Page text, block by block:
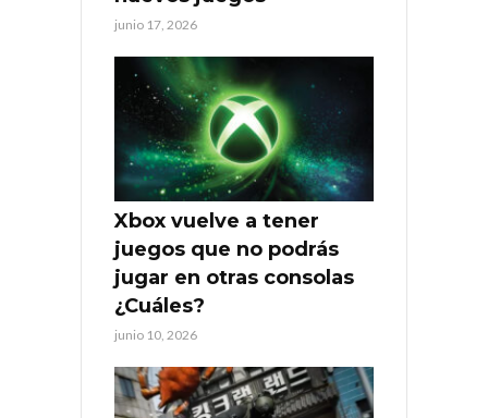
junio 17, 2026
Xbox vuelve a tener
juegos que no podrás
jugar en otras consolas
¿Cuáles?
junio 10, 2026